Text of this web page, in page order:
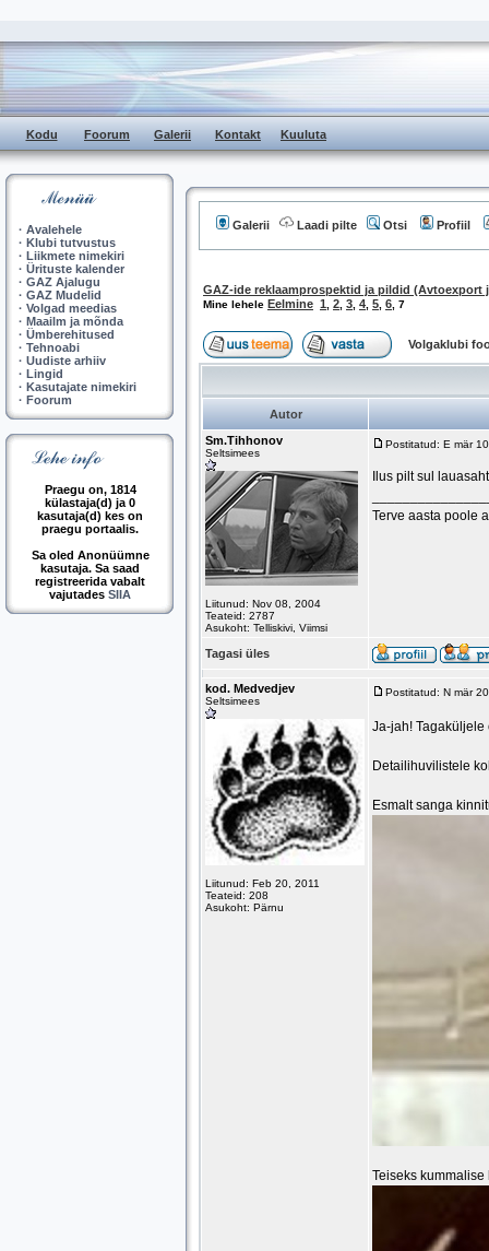
Kodu Foorum Galerii Kontakt Kuuluta
· Avalehele
· Klubi tutvustus
· Liikmete nimekiri
· Ürituste kalender
· GAZ Ajalugu
· GAZ Mudelid
· Volgad meedias
· Maailm ja mõnda
· Ümberehitused
· Tehnoabi
· Uudiste arhiiv
· Lingid
· Kasutajate nimekiri
· Foorum
Praegu on, 1814
külastaja(d) ja 0
kasutaja(d) kes on
praegu portaalis.
Sa oled Anonüümne
kasutaja. Sa saad
registreerida vabalt
vajutades SIIA
Galerii Laadi pilte Otsi Profiil
GAZ-ide reklaamprospektid ja pildid (Avtoexport
Mine lehele Eelmine 1 2 3 4 5 6 7
Volgaklubi
Autor
Sm.Tihhonov
Seltsimees
Liitunud: Nov 08, 2004
Teateid: 2787
Asukoht: Telliskivi, Viimsi
Postitatud: E mär
Ilus pilt sul
Terve aasta poole
Tagasi üles
kod. Medvedjev
Seltsimees
Liitunud: Feb 20, 2011
Teateid: 208
Asukoht: Pärnu
Postitatud: N mär
Ja-jah!
Detailihuvilistele
Esmalt sanga
Teiseks